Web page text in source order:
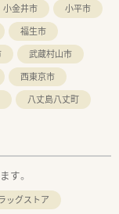
小金井市
小平市
福生市
武蔵村山市
西東京市
八丈島八丈町
す。
ッグストア